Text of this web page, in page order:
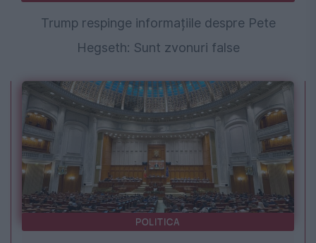
Trump respinge informațiile despre Pete
Hegseth: Sunt zvonuri false
POLITICA